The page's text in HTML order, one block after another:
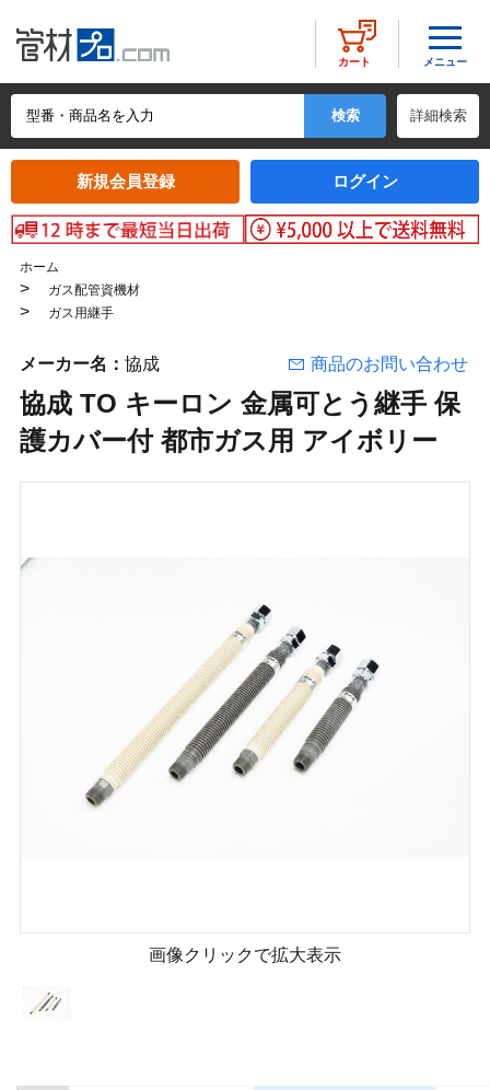
詳細検索
カート
新規会員登録 ログイン
メニュー
ホーム
> ガス配管資機材
> ガス用継手
メーカー名： 協成 商品のお問い合わせ
協成 TO キーロン 金属可とう継手 保
護カバー付 都市ガス用 アイボリー
画像クリックで拡大表示